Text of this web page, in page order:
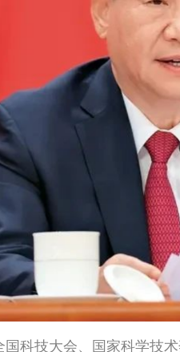
国科技大会、国家科学技